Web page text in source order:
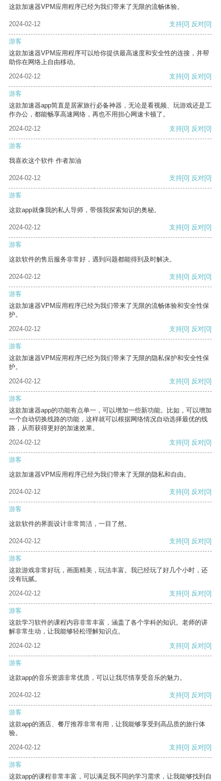
这款加速器VPM应用程序已经为我们带来了无限的流畅体验。
2024-02-12 支持[0] 反对[0]
游客
这款加速器VPM应用程序可以给你提供最高速度和安全性的连接，并帮
助你在网络上自由移动。
2024-02-12
支持[0] 反对[0]
游客
这款加速器app简直是居家旅行必备神器，无论是看视频、玩游戏还是工
作办公，都能畅享高速网络，再也不用担心网速卡顿了。
2024-02-12
支持[0] 反对[0]
游客
我喜欢这个软件 作者加油
2024-02-12 支持[0] 反对[0]
游客
这款app就像我的私人导师，带领我探索知识的奥秘。
2024-02-12 支持[0] 反对[0]
游客
这款软件的售后服务非常好，遇到问题都能得到及时解决。
2024-02-12 支持[0] 反对[0]
游客
这款加速器VPM应用程序已经为我们带来了无限的流畅体验和安全性保
护。
2024-02-12
支持[0] 反对[0]
游客
这款加速器VPM应用程序已经为我们带来了无限的隐私保护和安全性保
护。
2024-02-12
支持[0] 反对[0]
游客
这款加速器app的功能有点单一，可以增加一些新功能。比如，可以增加
一个自动切换线路的功能，这样就可以根据网络情况自动选择最优的线
路，从而获得更好的加速效果。
2024-02-12
支持[0] 反对[0]
游客
这款加速器VPM应用程序已经为我们带来了无限的隐私和自由。
2024-02-12 支持[0] 反对[0]
游客
这款软件的界面设计非常简洁，一目了然。
2024-02-12 支持[0] 反对[0]
游客
这款游戏非常好玩，画面精美，玩法丰富。我已经玩了好几个小时，还
没有玩腻。
2024-02-12
支持[0] 反对[0]
游客
这款学习软件的课程内容非常丰富，涵盖了各个学科的知识。老师的讲
解非常生动，让我能够轻松理解知识点。
2024-02-12
支持[0] 反对[0]
游客
这款app的音乐资源非常优质，可以让我尽情享受音乐的魅力。
2024-02-12 支持[0] 反对[0]
游客
这款app的酒店、餐厅推荐非常有用，让我能够享受到高品质的旅行体
验。
2024-02-12
支持[0] 反对[0]
游客
这款app的课程非常丰富，可以满足我不同的学习需求，让我能够找到自